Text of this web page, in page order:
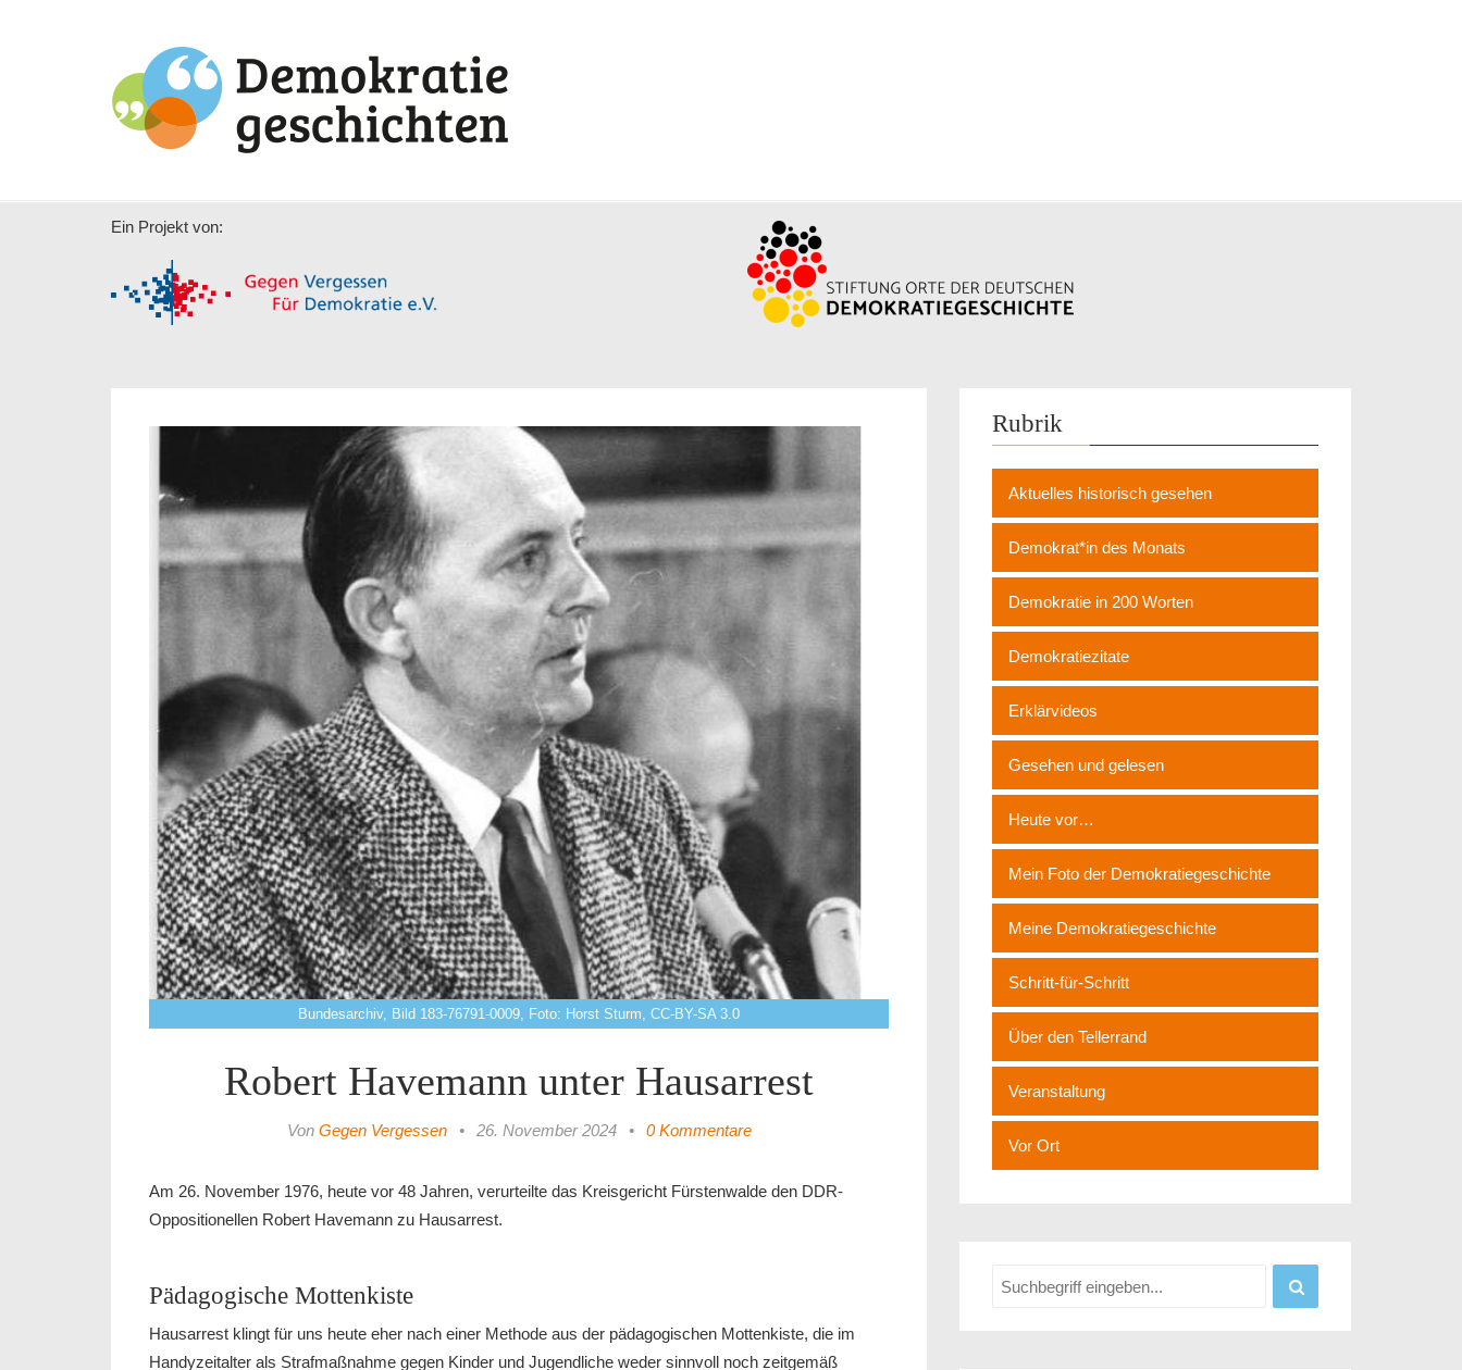
Ein Projekt von:
Bundesarchiv, Bild 183-76791-0009, Foto: Horst Sturm, CC-BY-SA 3.0
Robert Havemann unter Hausarrest
Von Gegen Vergessen • 26. November 2024 • 0 Kommentare
Am 26. November 1976, heute vor 48 Jahren, verurteilte das Kreisgericht Fürstenwalde den DDR-
Oppositionellen Robert Havemann zu Hausarrest.
Pädagogische Mottenkiste
Hausarrest klingt für uns heute eher nach einer Methode aus der pädagogischen Mottenkiste, die im
Handyzeitalter als Strafmaßnahme gegen Kinder und Jugendliche weder sinnvoll noch zeitgemäß
Rubrik
Aktuelles historisch gesehen
Demokrat*in des Monats
Demokratie in 200 Worten
Demokratiezitate
Erklärvideos
Gesehen und gelesen
Heute vor…
Mein Foto der Demokratiegeschichte
Meine Demokratiegeschichte
Schritt-für-Schritt
Über den Tellerrand
Veranstaltung
Vor Ort